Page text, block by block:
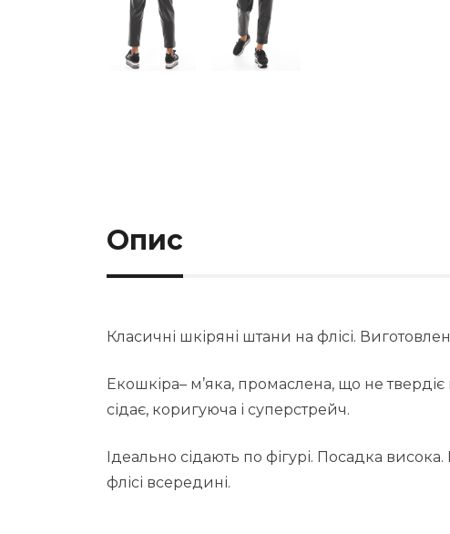
Опис
Класичні шкіряні штани на флісі.
Екошкіра– м’яка, промаслена, що не
сідає, коригуюча і суперстрейч.
Ідеально сідають по фігурі. Посадка
флісі всередині.